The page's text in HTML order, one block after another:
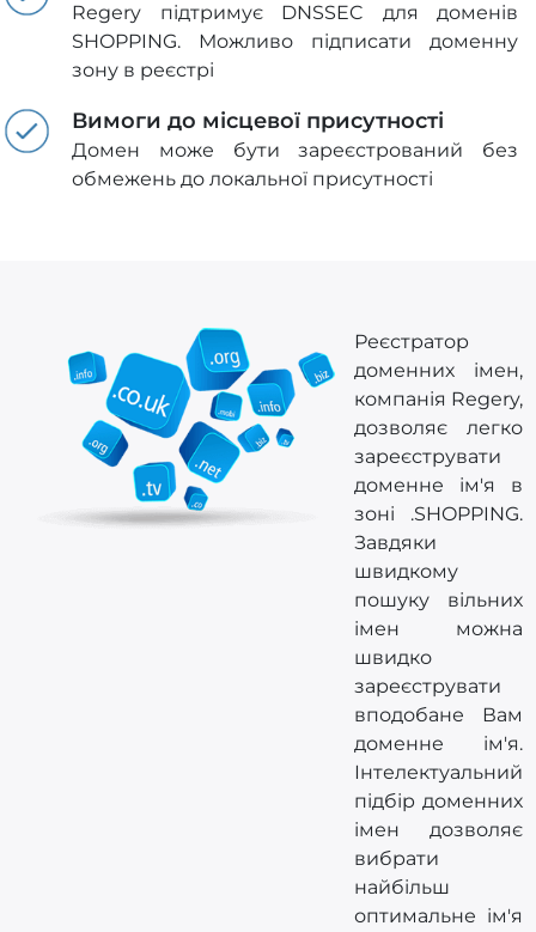
Regery підтримує DNSSEC для доменів
SHOPPING. Можливо підписати доменну
зону в реєстрі
Вимоги до місцевої присутності
Домен може бути зареєстрований без
обмежень до локальної присутності
Реєстратор
доменних імен,
компанія Regery,
дозволяє легко
зареєструвати
доменне ім'я в
зоні .SHOPPING.
Завдяки
швидкому
пошуку вільних
імен можна
швидко
зареєструвати
вподобане Вам
доменне ім'я.
Інтелектуальний
підбір доменних
імен дозволяє
вибрати
найбільш
оптимальне ім'я